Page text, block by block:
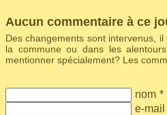
Aucun commentaire à ce
Des changements sont intervenus,
la commune ou dans les
mentionner spécialement? Les
nom *
e-mail